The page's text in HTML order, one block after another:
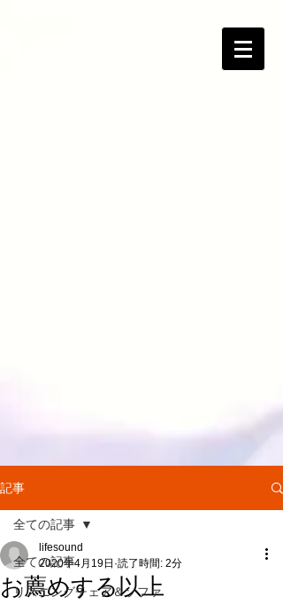
記事
全ての記事
リスニングチェア＆ソファ
全ての記事
お薦めする以上
lifesound
2020年4月19日 読了時間: 2分